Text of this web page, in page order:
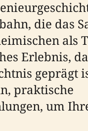
die das
als
Erlebnis,
geprägt
praktische
um